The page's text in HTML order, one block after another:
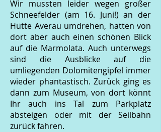
Wir mussten leider wegen großer
Schneefelder (am 16. Juni!) an der
Hütte Averau umdrehen, hatten von
dort aber auch einen schönen Blick
auf die Marmolata. Auch unterwegs
sind die Ausblicke auf die
umliegenden Dolomitengipfel immer
wieder phantastisch. Zurück ging es
dann zum Museum, von dort könnt
Ihr auch ins Tal zum Parkplatz
absteigen oder mit der Seilbahn
zurück fahren.